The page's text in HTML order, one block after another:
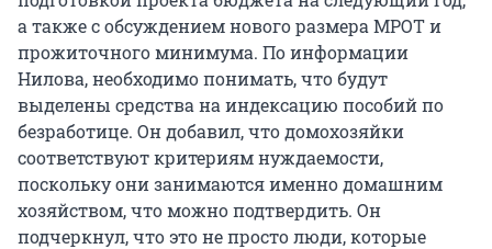
а также с обсуждением нового размера МРОТ и
прожиточного минимума. По информации
Нилова, необходимо понимать, что будут
выделены средства на индексацию пособий по
безработице. Он добавил, что домохозяйки
соответствуют критериям нуждаемости,
поскольку они занимаются именно домашним
хозяйством, что можно подтвердить. Он
подчеркнул, что это не просто люди, которые